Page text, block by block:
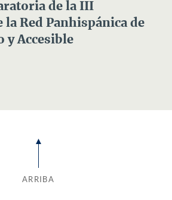
de la III
la Red Panhispánica de
y Accesible
ARRIBA